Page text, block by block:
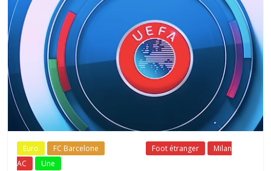
Euro FC Barcelone Foot étranger
Milan
AC
Une